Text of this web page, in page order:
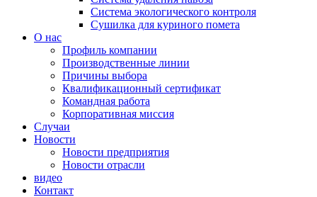
Система экологического контроля
Сушилка для куриного помета
О нас
Профиль компании
Производственные линии
Причины выбора
Квалификационный сертификат
Командная работа
Корпоративная миссия
Случаи
Новости
Новости предприятия
Новости отрасли
видео
Контакт